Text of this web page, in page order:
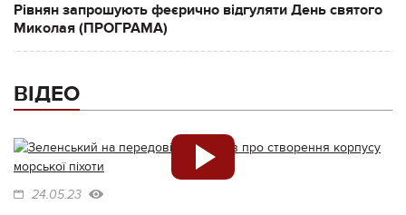
Рівнян запрошують феєрично відгуляти День святого
Миколая (ПРОГРАМА)
ВІДЕО
24.05.23